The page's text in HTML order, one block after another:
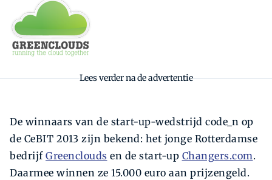
Lees verder na de advertentie
De winnaars van de start-up-wedstrijd code_n op
de CeBIT 2013 zijn bekend: het jonge Rotterdamse
bedrijf Greenclouds en de start-up Changers.com.
Daarmee winnen ze 15.000 euro aan prijzengeld.